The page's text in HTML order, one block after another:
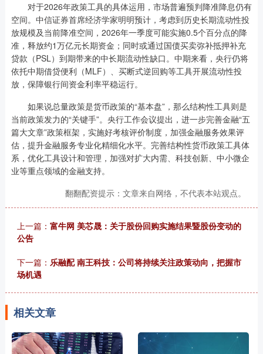
对于2026年政策工具的具体运用，市场普遍预判降准降息仍有
空间。中信证券首席经济学家明明预计，考虑到历史长期流动性投
放规模及当前降准空间，2026年一季度可能实施0.5个百分点的降
准，释放约1万亿元长期资金；同时或通过国债买卖弥补抵押补充
贷款（PSL）到期带来的中长期流动性缺口。中期来看，央行仍将
依托中期借贷便利（MLF）、买断式逆回购等工具开展流动性投
放，保障银行间资金利率平稳运行。
如果说总量政策是货币政策的“基本盘”，那么结构性工具则是
当前政策发力的“关键手”。央行工作会议提出，进一步完善金融“五
篇大文章”政策框架，实施好考核评价制度，加强金融服务效果评
估，提升金融服务专业化精细化水平。完善结构性货币政策工具体
系，优化工具设计和管理，加强对扩大内需、科技创新、中小微企
业等重点领域的金融支持。
翻翻配资提示：文章来自网络，不代表本站观点。
上一篇： 富牛网 美芯晟：关于股份回购实施结果暨股份变动的
公告
下一篇： 乐融配 南王科技：公司将持续关注政策动向，把握市
场机遇
相关文章